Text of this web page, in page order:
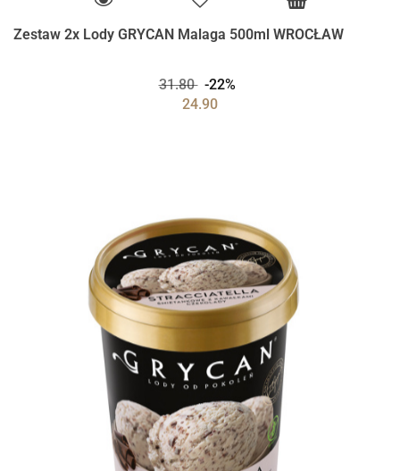
Zestaw 2x Lody GRYCAN Malaga 500ml WROCŁAW
31.80
-22%
24.90